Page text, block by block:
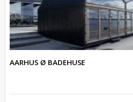
AARHUS Ø BADEHUSE